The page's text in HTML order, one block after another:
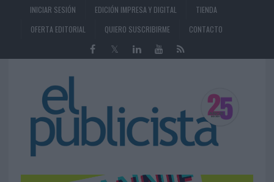
INICIAR SESIÓN EDICIÓN IMPRESA Y DIGITAL
TIENDA
OFERTA EDITORIAL
QUIERO SUSCRIBIRME CONTACTO